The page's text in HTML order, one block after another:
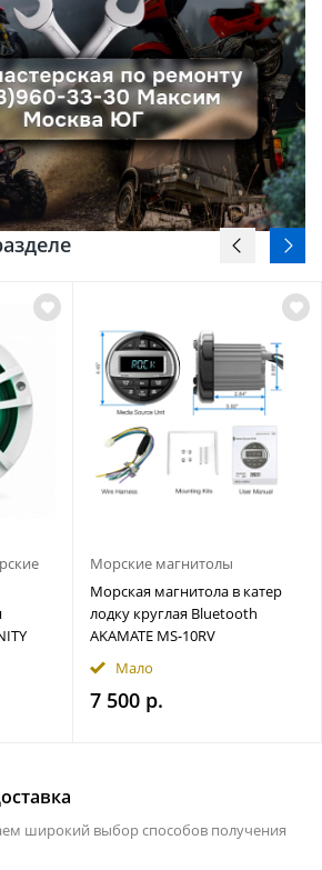
Морские магнитолы
Морская магнитола в катер
лодку круглая Bluetooth
AKAMATE MS-10RV
Мало
7 500 р.
широкий выбор способов получения